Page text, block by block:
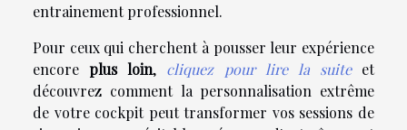
entrainement professionnel.
Pour ceux qui cherchent à pousser leur expérience
encoreplus loin, cliquez pour lire la suiteet
découvrez comment la personnalisation extrême
de votre cockpit peut transformer vos sessions de